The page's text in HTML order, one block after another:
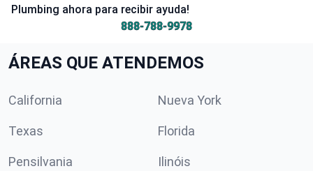
Plumbing ahora para recibir ayuda!
888-788-9978
ÁREAS QUE ATENDEMOS
California Nueva York
Texas Florida
Pensilvania Ilinóis